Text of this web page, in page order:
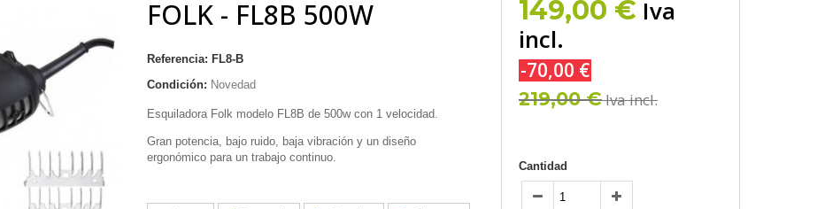
FOLK - FL8B 500W
Referencia: FL8-B
Condición: Novedad
Esquiladora Folk modelo FL8B de 500w con 1 velocidad.
Gran potencia, bajo ruido, baja vibración y un diseño
ergonómico para un trabajo continuo.
149,00 € Iva
incl.
-70,00 €
219,00 €Iva incl.
Cantidad